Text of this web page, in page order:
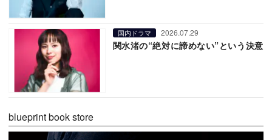
国内ドラマ 2026.07.29
関水渚の“絶対に諦めない”という決意
blueprint book store